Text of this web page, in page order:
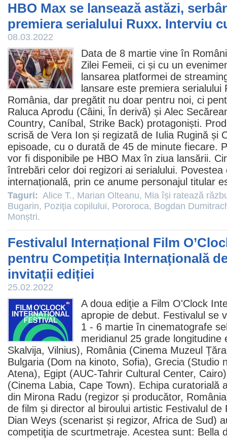
HBO Max se lansează astăzi,
premiera serialului Ruxx. Interviu
08.03.2022
Data de 8 martie vine în
Zilei Femeii, ci și cu un
lansarea platformei de
lansare este premiera serialului
România, dar pregătit nu doar pentru noi, ci
Raluca Aprodu (Câini, În derivă) și Alec
Country, Caníbal , Strike Back) protagoniști.
scrisă de Vera Ion și regizată de Iulia Rugină și
episoade, cu o durată de 45 de minute fiecare.
vor fi disponibile pe HBO Max în ziua lansării.
întrebări celor doi regizori ai serialului. Povestea
internațională, prin ce anume personajul titular
Taguri: Alice T., Marian Olteanu, Mia își ratează
Bugarin, Poziţia copilului, Pororoca, Bogdan
Monștri.
Festivalul Internațional Film
pentru Competiția Internațională
invitații ediției
25.02.2022
A doua ediţie a Film O'Clock
apropie de debut. Festivalul se
1 - 6 martie în cinematografe
meridianul 25 grade longitudine
Skalvija, Vilnius), România (Cinema Muzeul
Bulgaria (Dom na kinoto, Sofia), Grecia (Studio
Atena), Egipt (AUC-Tahrir Cultural Center,
(Cinema Labia, Cape Town). Echipa curatorială
din Mirona Radu (regizor și producător,
de film și director al biroului artistic Festivalul de
Dian Weys (scenarist și regizor, Africa de Sud)
competiţia de scurtmetraje. Acestea sunt: Bella